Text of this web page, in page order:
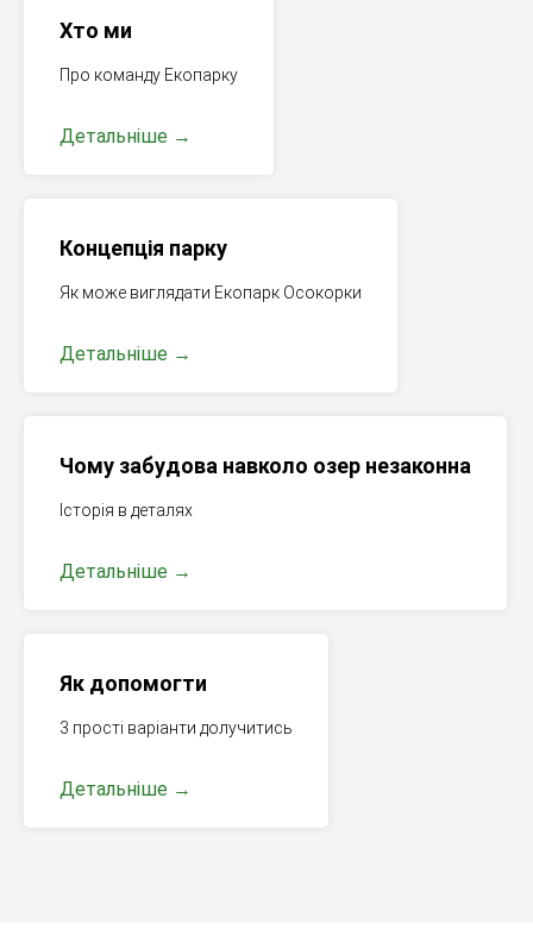
Хто ми
Про команду Екопарку
Детальніше
Концепція парку
Як може виглядати Екопарк Осокорки
Детальніше
Чому забудова навколо озер незаконна
Історія в деталях
Детальніше
Як допомогти
3 прості варіанти долучитись
Детальніше